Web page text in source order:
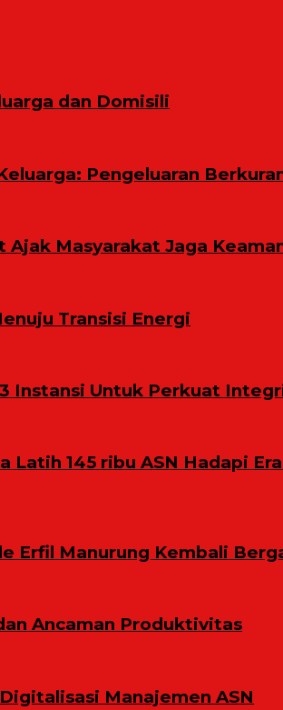
dan Domisili
Pengeluaran
Masyarakat Jaga
Transisi Energi
Instansi Untuk Perkuat
145 ribu ASN Hadapi
Erfil Manurung Kembali
Ancaman Produktivitas
Manajemen ASN